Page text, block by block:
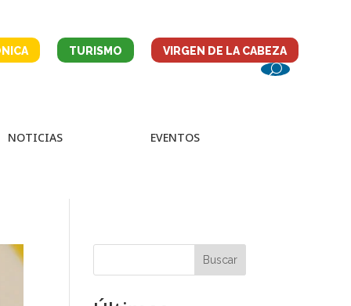
TURISMO VIRGEN DE LA CABEZA
NOTICIAS EVENTOS
Buscar